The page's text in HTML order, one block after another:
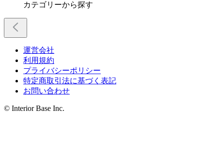
カテゴリーから探す
運営会社
利用規約
プライバシーポリシー
特定商取引法に基づく表記
お問い合わせ
© Interior Base Inc.